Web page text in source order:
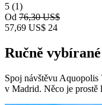
5 (1)
Od 76,30 US$
57,69 US$ 24
Ručně
Spoj návštěvu
v Madrid. Něco je prostě